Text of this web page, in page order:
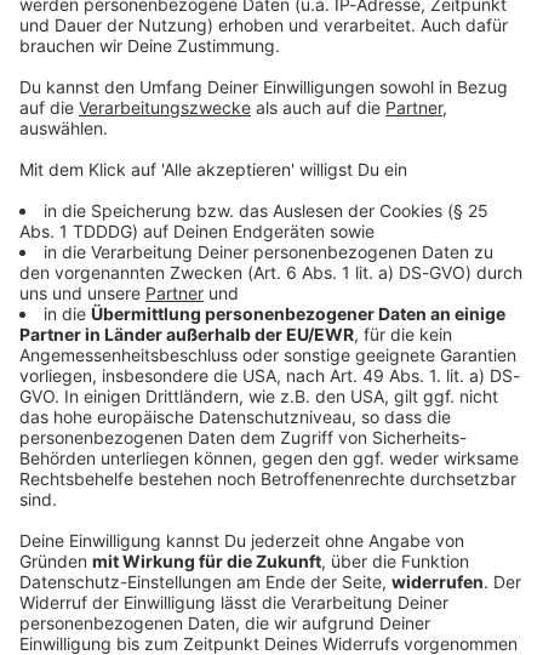
Empfang & Programm
Streams, Sendungen, Empfangswege, Mediathek,
Podcasts, Songsuche - alles rund ums Thema HÖREN
auf ROCK ANTENNE findet ihr hier.
Keep on rocking!
Verpass' nichts mehr mit unserem kostenlosen ROCK
ANTENNE Rock-Newsletter. Ob Musiknews,
Interviews, Quizspaß oder unsere neuesten Aktionen -
wir informieren dich.
Zum Newsletter anmelden